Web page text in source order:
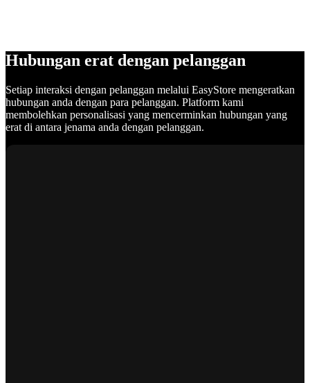
Hubungan erat dengan pelanggan
Setiap interaksi dengan pelanggan melalui EasyStore mengeratkan
hubungan anda dengan para pelanggan. Platform kami
membolehkan personalisasi yang mencerminkan hubungan yang
erat di antara jenama anda dengan pelanggan.